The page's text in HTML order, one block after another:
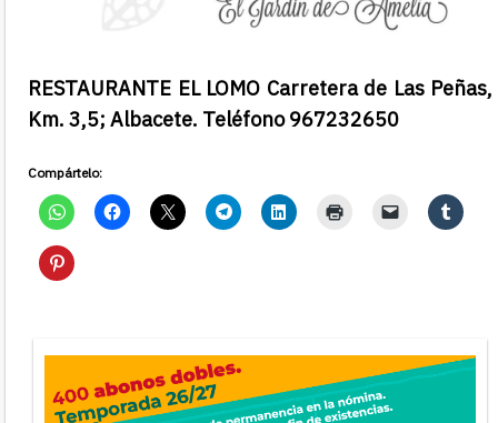
RESTAURANTE EL LOMO Carretera de Las Peñas,
Km. 3,5; Albacete. Teléfono 967232650
Compártelo: